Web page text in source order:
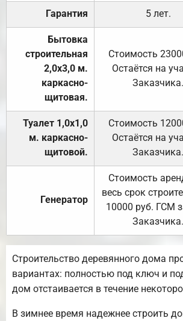
Гарантия 5 лет.
Бытовка
строительная
2,0х3,0 м.
каркасно-
щитовая.
Стоимость
Остаётся на
Заказчика.
Туалет 1,0х1,0
м. каркасно-
щитовой.
Стоимость
Остаётся на
Заказчика.
Генератор
Стоимость
весь срок
10000 руб. ГСМ
Заказчика.
Строительство деревянного дома
вариантах: полностью под ключ и
дом отстаивается в течение
В зимнее время надежнее строить